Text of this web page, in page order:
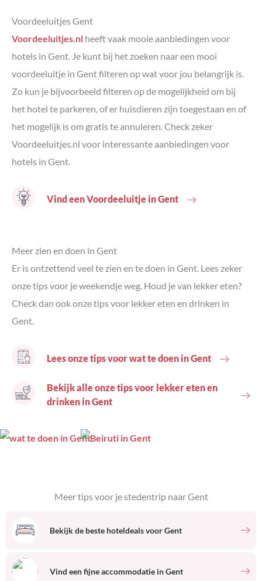
Voordeeluitjes Gent
Voordeeluitjes.nl heeft vaak mooie aanbiedingen voor
hotels in Gent. Je kunt bij het zoeken naar een mooi
voordeeluitje in Gent filteren op wat voor jou belangrijk is.
Zo kun je bijvoorbeeld filteren op de mogelijkheid om bij
het hotel te parkeren, of er huisdieren zijn toegestaan en of
het mogelijk is om gratis te annuleren. Check zeker
Voordeeluitjes.nl voor interessante aanbiedingen voor
hotels in Gent.
Vind een Voordeeluitje in Gent
Meer zien en doen in Gent
Er is ontzettend veel te zien en te doen in Gent. Lees zeker
onze tips voor je weekendje weg. Houd je van lekker eten?
Check dan ook onze tips voor lekker eten en drinken in
Gent.
Lees onze tips voor wat te doen in Gent
Bekijk alle onze tips voor lekker eten en
drinken in Gent
Meer tips voor je stedentrip naarGent
Bekijk de beste hoteldeals voorGent
Vind een fijne accommodatie inGent